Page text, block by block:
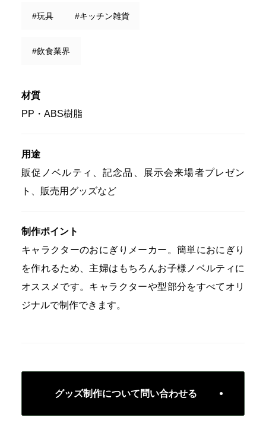
#玩具 #キッチン雑貨
#飲食業界
材質
PP・ABS樹脂
用途
販促ノベルティ、記念品、展示会来場者プレゼン
ト、販売用グッズなど
制作ポイント
キャラクターのおにぎりメーカー。簡単におにぎり
を作れるため、主婦はもちろんお子様ノベルティに
オススメです。キャラクターや型部分をすべてオリ
ジナルで制作できます。
グッズ制作について問い合わせる